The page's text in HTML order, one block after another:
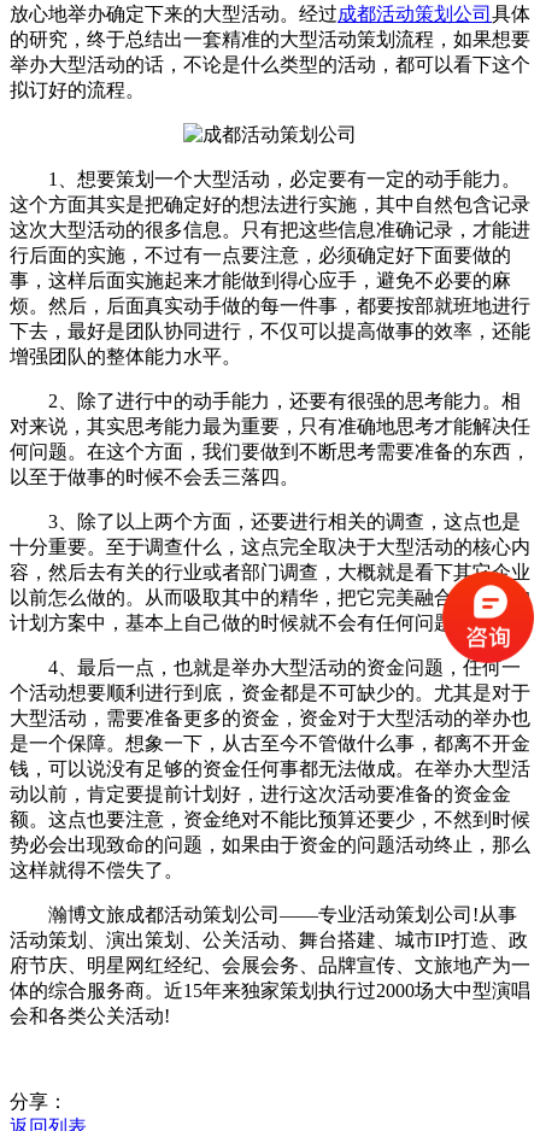
放心地举办确定下来的大型活动。经过成都活动策划公司 具体
的研究，终于总结出一套精准的大型活动策划流程，如果想要
举办大型活动的话，不论是什么类型的活动，都可以看下这个
拟订好的流程。
1、想要策划一个大型活动，必定要有一定的动手能力。
这个方面其实是把确定好的想法进行实施，其中自然包含记录
这次大型活动的很多信息。只有把这些信息准确记录，才能进
行后面的实施，不过有一点要注意，必须确定好下面要做的
事，这样后面实施起来才能做到得心应手，避免不必要的麻
烦。然后，后面真实动手做的每一件事，都要按部就班地进行
下去，最好是团队协同进行，不仅可以提高做事的效率，还能
增强团队的整体能力水平。
2、除了进行中的动手能力，还要有很强的思考能力。相
对来说，其实思考能力最为重要，只有准确地思考才能解决任
何问题。在这个方面，我们要做到不断思考需要准备的东西，
以至于做事的时候不会丢三落四。
3、除了以上两个方面，还要进行相关的调查，这点也是
十分重要。至于调查什么，这点完全取决于大型活动的核心内
容，然后去有关的行业或者部门调查，大概就是看下其它企业
以前怎么做的。从而吸取其中的精华，把它完美融合到自己的
计划方案中，基本上自己做的时候就不会有任何问题。
4、最后一点，也就是举办大型活动的资金问题，任何一
个活动想要顺利进行到底，资金都是不可缺少的。尤其是对于
大型活动，需要准备更多的资金，资金对于大型活动的举办也
是一个保障。想象一下，从古至今不管做什么事，都离不开金
钱，可以说没有足够的资金任何事都无法做成。在举办大型活
动以前，肯定要提前计划好，进行这次活动要准备的资金金
额。这点也要注意，资金绝对不能比预算还要少，不然到时候
势必会出现致命的问题，如果由于资金的问题活动终止，那么
这样就得不偿失了。
瀚博文旅成都活动策划公司——专业活动策划公司!从事
活动策划、演出策划、公关活动、舞台搭建、城市IP打造、政
府节庆、明星网红经纪、会展会务、品牌宣传、文旅地产为一
体的综合服务商。近15年来独家策划执行过2000场大中型演唱
会和各类公关活动!
分享：
返回列表